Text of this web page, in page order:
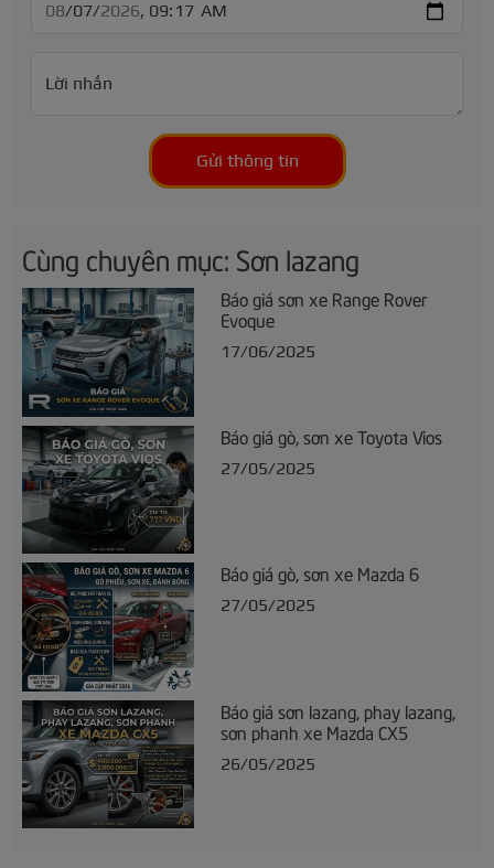
Lời nhắn
Gửi thông tin
Cùng chuyên mục: Sơn lazang
Báo giá sơn xe Range Rover
Evoque
17/06/2025
Báo giá gò, sơn xe Toyota Vios
27/05/2025
Báo giá gò, sơn xe Mazda 6
27/05/2025
Báo giá sơn lazang, phay lazang,
sơn phanh xe Mazda CX5
26/05/2025